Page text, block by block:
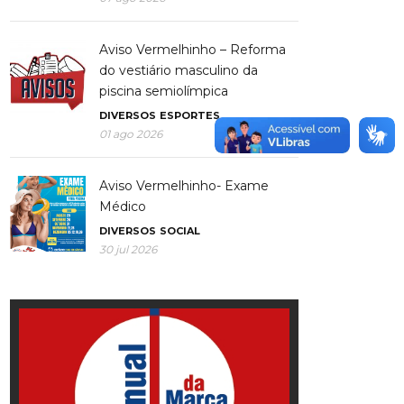
Aviso Vermelhinho – Reforma
do vestiário masculino da
piscina semiolímpica
DIVERSOS ESPORTES
01 ago 2026
Aviso Vermelhinho- Exame
Médico
DIVERSOS SOCIAL
30 jul 2026